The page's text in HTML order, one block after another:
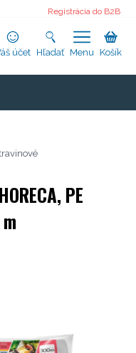
Registrácia do B2B
účet Hľadať Menu Košík
PE